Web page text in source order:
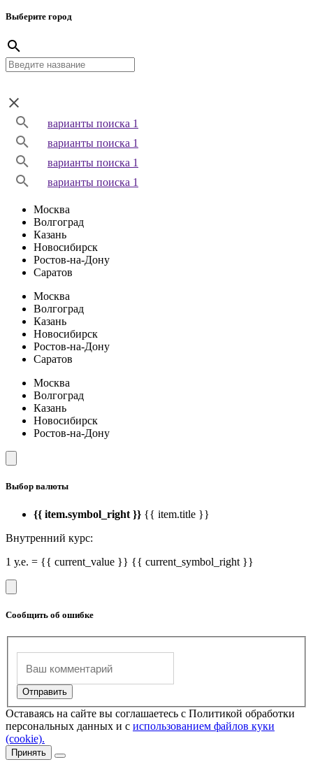
Выберите город
варианты поиска 1
варианты поиска 1
варианты поиска 1
варианты поиска 1
Москва
Волгоград
Казань
Новосибирск
Ростов-на-Дону
Саратов
Москва
Волгоград
Казань
Новосибирск
Ростов-на-Дону
Саратов
Москва
Волгоград
Казань
Новосибирск
Ростов-на-Дону
Выбор валюты
{{ item.symbol_right }} {{ item.title }}
Внутренний курс:
1 у.е. = {{ current_value }} {{ current_symbol_right }}
Сообщить об ошибке
Оставаясь на сайте вы соглашаетесь с Политикой обработки
персональных данных и с использованием файлов куки
(cookie).
Принять